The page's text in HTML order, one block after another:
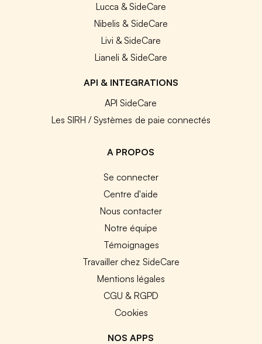
Lucca & SideCare
Nibelis & SideCare
Livi & SideCare
Lianeli & SideCare
API & INTEGRATIONS
API SideCare
Les SIRH / Systèmes de paie connectés
A PROPOS
Se connecter
Centre d'aide
Nous contacter
Notre équipe
Témoignages
Travailler chez SideCare
Mentions légales
CGU & RGPD
Cookies
NOS APPS